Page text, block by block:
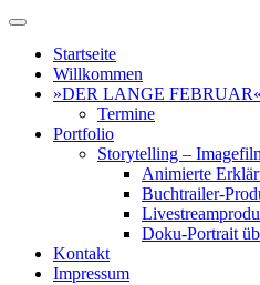
Startseite
Willkommen
»DER LANGE
Termine
Portfolio
Storytelling –
Animierte
Buchtrailer-
Doku-Portrait
Kontakt
Impressum